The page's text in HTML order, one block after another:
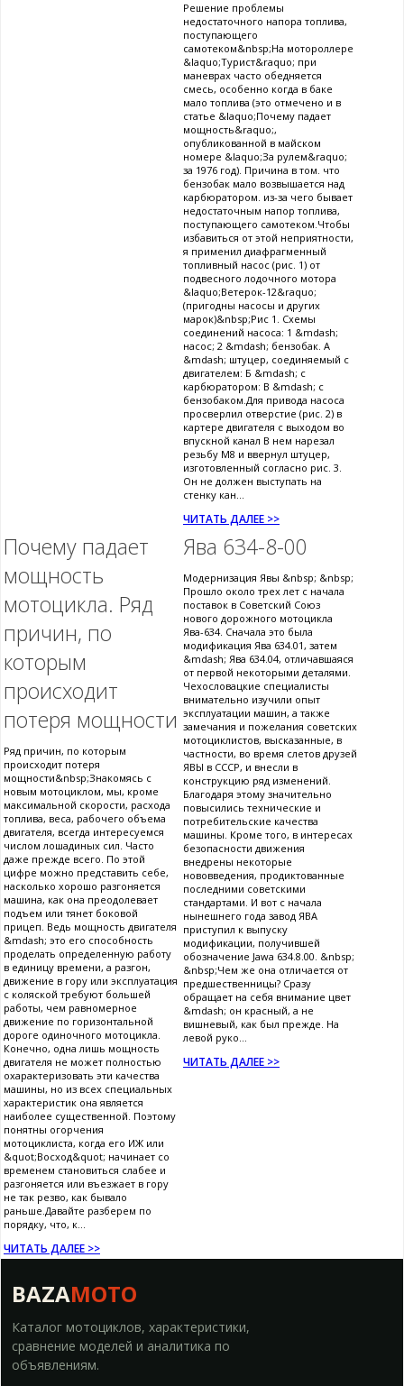
Решение проблемы
недостаточного напора топлива,
поступающего
самотеком&nbsp;На мотороллере
&laquo;Турист&raquo; при
маневрах часто обедняется
смесь, особенно когда в баке
мало топлива (это отмечено и в
статье &laquo;Почему падает
мощность&raquo;,
опубликованной в майском
номере &laquo;За рулем&raquo;
за 1976 год). Причина в том. что
бензобак мало возвышается над
карбюратором. из-за чего бывает
недостаточным напор топлива,
поступающего самотеком.Чтобы
избавиться от этой неприятности,
я применил диафрагменный
топливный насос (рис. 1) от
подвесного лодочного мотора
&laquo;Ветерок-12&raquo;
(пригодны насосы и других
марок)&nbsp;Рис 1. Схемы
соединений насоса: 1 &mdash;
насос; 2 &mdash; бензобак. А
&mdash; штуцер, соединяемый с
двигателем: Б &mdash; с
карбюратором: В &mdash; с
бензобаком.Для привода насоса
просверлил отверстие (рис. 2) в
картере двигателя с выходом во
впускной канал В нем нарезал
резьбу М8 и ввернул штуцер,
изготовленный согласно рис. 3.
Он не должен выступать на
стенку кан...
ЧИТАТЬ ДАЛЕЕ >>
Почему падает
мощность
мотоцикла. Ряд
причин, по
которым
происходит
потеря мощности
Ряд причин, по которым
происходит потеря
мощности&nbsp;Знакомясь с
новым мотоциклом, мы, кроме
максимальной скорости, расхода
топлива, веса, рабочего объема
двигателя, всегда интересуемся
числом лошадиных сил. Часто
даже прежде всего. По этой
цифре можно представить себе,
насколько хорошо разгоняется
машина, как она преодолевает
подъем или тянет боковой
прицеп. Ведь мощность двигателя
&mdash; это его способность
проделать определенную работу
в единицу времени, а разгон,
движение в гору или эксплуатация
с коляской требуют большей
работы, чем равномерное
движение по горизонтальной
дороге одиночного мотоцикла.
Конечно, одна лишь мощность
двигателя не может полностью
охарактеризовать эти качества
машины, но из всех специальных
характеристик она является
наиболее существенной. Поэтому
понятны огорчения
мотоциклиста, когда его ИЖ или
&quot;Восход&quot; начинает со
временем становиться слабее и
разгоняется или въезжает в гору
не так резво, как бывало
раньше.Давайте разберем по
порядку, что, к...
ЧИТАТЬ ДАЛЕЕ >>
Ява 634-8-00
Модернизация Явы &nbsp; &nbsp;
Прошло около трех лет с начала
поставок в Советский Союз
нового дорожного мотоцикла
Ява-634. Сначала это была
модификация Ява 634.01, затем
&mdash; Ява 634.04, отличавшаяся
от первой некоторыми деталями.
Чехословацкие специалисты
внимательно изучили опыт
эксплуатации машин, а также
замечания и пожелания советских
мотоциклистов, высказанные, в
частности, во время слетов друзей
ЯВЫ в СССР, и внесли в
конструкцию ряд изменений.
Благодаря этому значительно
повысились технические и
потребительские качества
машины. Кроме того, в интересах
безопасности движения
внедрены некоторые
нововведения, продиктованные
последними советскими
стандартами. И вот с начала
нынешнего года завод ЯВА
приступил к выпуску
модификации, получившей
обозначение Jawa 634.8.00. &nbsp;
&nbsp;Чем же она отличается от
предшественницы? Сразу
обращает на себя внимание цвет
&mdash; он красный, а не
вишневый, как был прежде. На
левой руко...
ЧИТАТЬ ДАЛЕЕ >>
BAZAMOTO
Каталог мотоциклов, характеристики,
сравнение моделей и аналитика по
объявлениям.